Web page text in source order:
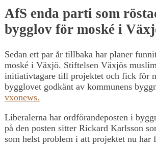
AfS enda parti som
bygglov för moské i
Sedan ett par år tillbaka har planer
moské i Växjö. Stiftelsen Växjös
initiativtagare till projektet och fick för
bygglovet godkänt av kommunens
vxonews.
Liberalerna har ordförandeposten i
på den posten sitter Rickard Karlsson
som helst problem i att projektet nu har